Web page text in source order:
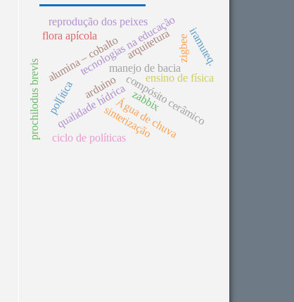
ensino de física
qualidade hídrica
manejo de bacia
tecnologias na educação
compósito cerâmico
alumina – cobalto
sinterização
zigbee
zabbix
pol[itica Água de chuva
reprodução dos peixes
prochilodus brevis ciclo de políticas
iramuteq.
flora apícola arquitetura
arduino